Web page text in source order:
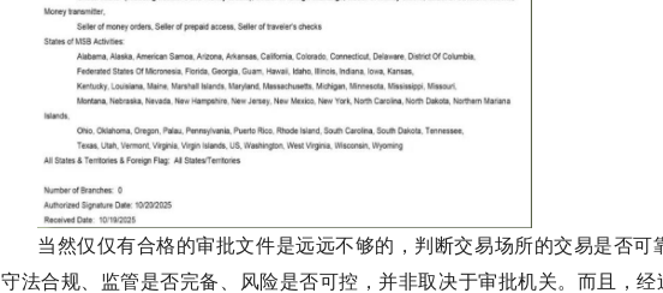
当然仅仅有合格的审批文件是远远不够的，判断交易场所的交易是否
守法合规、监管是否完备、风险是否可控，并非取决于审批机关。而且，